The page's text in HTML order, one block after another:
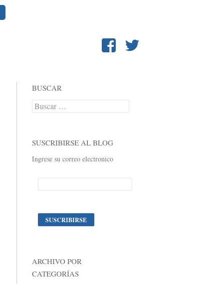
BUSCAR
Buscar:
SUSCRIBIRSE AL BLOG
Ingrese su correo electronico
ARCHIVO POR
CATEGORÍAS